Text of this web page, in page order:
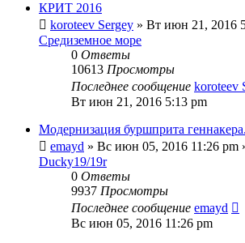
КРИТ 2016
koroteev Sergey » Вт июн 21, 2016
Средиземное море
0 Ответы
10613 Просмотры
Последнее сообщение koroteev
Вт июн 21, 2016 5:13 pm
Модернизация буршприта геннакера.
emayd » Вс июн 05, 2016 11:26 pm
Ducky19/19r
0 Ответы
9937 Просмотры
Последнее сообщение emayd
Вс июн 05, 2016 11:26 pm